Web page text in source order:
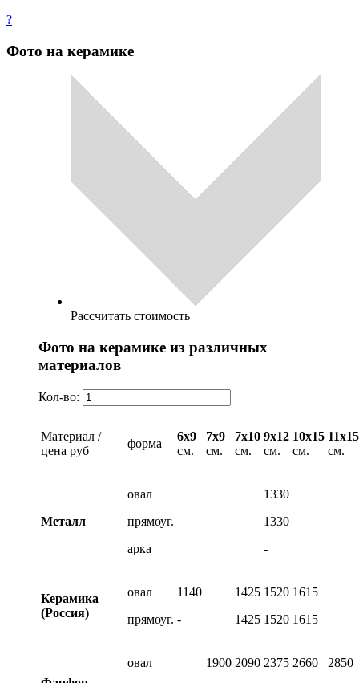
?
Фото на керамике
Рассчитать стоимость
Фото на керамике из различных
материалов
Кол-во:
Материал /
цена руб
форма
6х9
см.
7х9
см.
7х10
см.
9х12
см.
10х15
см.
11х15
см.
Металл
овал
прямоуг.
арка
1330
1330
-
Керамика
(Россия)
овал
прямоуг.
1140
-
1425
1425
1520
1520
1615
1615
овал
1900 2090 2375 2660
2850